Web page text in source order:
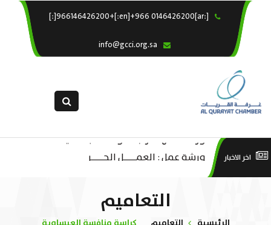
[:ar]966146426200+[:en]+966 0146426200[:] ×
خدماتنا
التقديم الالكترونى
اخر الاخبار
ورشة عمل “مراجعة واحتساب تكاليف
بدء ومزاولة وإنهاء الأعمال الاقتصادية
لقطاع الترفيه – الثقافة – السياحة”
ورشة عمل : العمـــــل الحـــــر
التعاميم